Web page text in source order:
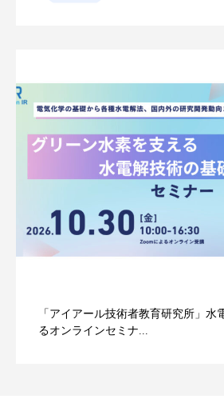
「アイアール技術者教育研究所」水
るオンラインセミナ...